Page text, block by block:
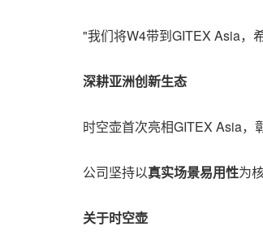
"我们将W4带到GITEX Asia，
深耕亚洲创新生态
时空壶首次亮相GITEX Asia，
公司坚持以真实场景易用性为
关于时空壶